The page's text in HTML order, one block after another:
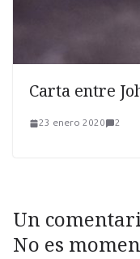
Carta entre
23 enero 2020 2
Un
No es